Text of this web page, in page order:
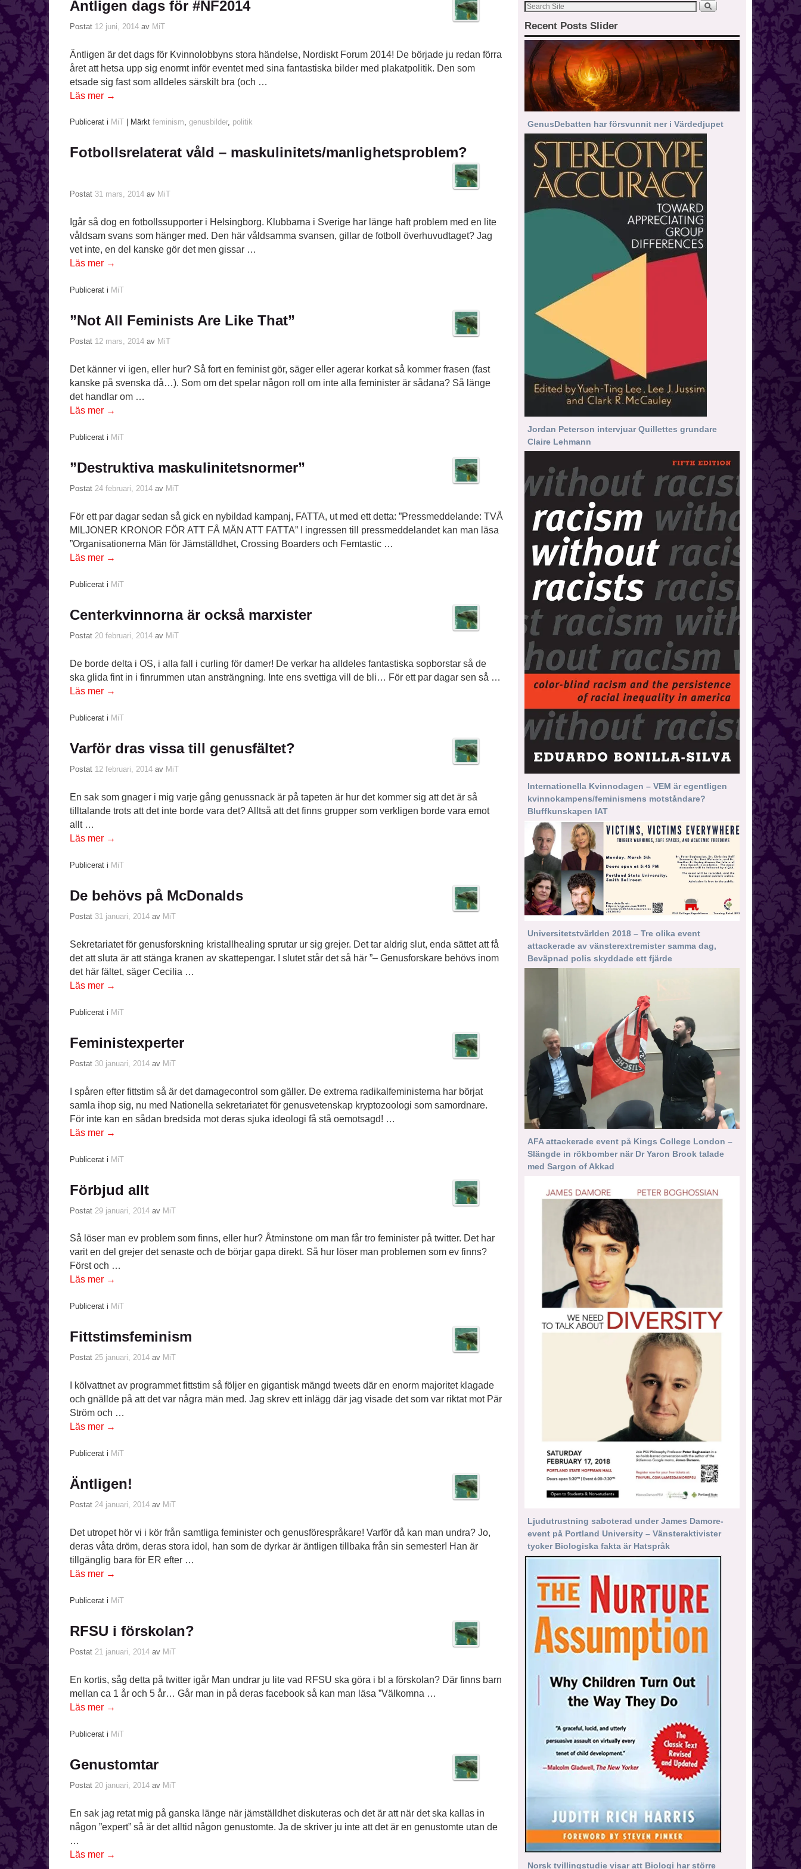
Äntligen dags för #NF2014
Postat 12 juni, 2014 av MiT
Äntligen är det dags för Kvinnolobbyns stora händelse, Nordiskt Forum 2014! De började ju redan förra
året att hetsa upp sig enormt inför eventet med sina fantastiska bilder med plakatpolitik. Den som
etsade sig fast som alldeles särskilt bra (och …
Läs mer →
Publicerat i MiT Märkt feminism, genusbilder, politik
Fotbollsrelaterat våld – maskulinitets/manlighetsproblem?
Postat 31 mars, 2014 av MiT
Igår så dog en fotbollssupporter i Helsingborg. Klubbarna i Sverige har länge haft problem med en lite
våldsam svans som hänger med. Den här våldsamma svansen, gillar de fotboll överhuvudtaget? Jag
vet inte, en del kanske gör det men gissar …
Läs mer →
Publicerat i MiT
”Not All Feminists Are Like That”
Postat 12 mars, 2014 av MiT
Det känner vi igen, eller hur? Så fort en feminist gör, säger eller agerar korkat så kommer frasen (fast
kanske på svenska då…). Som om det spelar någon roll om inte alla feminister är sådana? Så länge
det handlar om …
Läs mer →
Publicerat i MiT
”Destruktiva maskulinitetsnormer”
Postat 24 februari, 2014 av MiT
För ett par dagar sedan så gick en nybildad kampanj, FATTA, ut med ett detta: ”Pressmeddelande: TVÅ
MILJONER KRONOR FÖR ATT FÅ MÄN ATT FATTA” I ingressen till pressmeddelandet kan man läsa
”Organisationerna Män för Jämställdhet, Crossing Boarders och Femtastic …
Läs mer →
Publicerat i MiT
Centerkvinnorna är också marxister
Postat 20 februari, 2014 av MiT
De borde delta i OS, i alla fall i curling för damer! De verkar ha alldeles fantastiska sopborstar så de
ska glida fint in i finrummen utan ansträngning. Inte ens svettiga vill de bli… För ett par dagar sen så …
Läs mer →
Publicerat i MiT
Varför dras vissa till genusfältet?
Postat 12 februari, 2014 av MiT
En sak som gnager i mig varje gång genussnack är på tapeten är hur det kommer sig att det är så
tilltalande trots att det inte borde vara det? Alltså att det finns grupper som verkligen borde vara emot
allt …
Läs mer →
Publicerat i MiT
De behövs på McDonalds
Postat 31 januari, 2014 av MiT
Sekretariatet för genusforskning kristallhealing sprutar ur sig grejer. Det tar aldrig slut, enda sättet att få
det att sluta är att stänga kranen av skattepengar. I slutet står det så här ”– Genusforskare behövs inom
det här fältet, säger Cecilia …
Läs mer →
Publicerat i MiT
Feministexperter
Postat 30 januari, 2014 av MiT
I spåren efter fittstim så är det damagecontrol som gäller. De extrema radikalfeministerna har börjat
samla ihop sig, nu med Nationella sekretariatet för genusvetenskap kryptozoologi som samordnare.
För inte kan en sådan bredsida mot deras sjuka ideologi få stå oemotsagd! …
Läs mer →
Publicerat i MiT
Förbjud allt
Postat 29 januari, 2014 av MiT
Så löser man ev problem som finns, eller hur? Åtminstone om man får tro feminister på twitter. Det har
varit en del grejer det senaste och de börjar gapa direkt. Så hur löser man problemen som ev finns?
Först och …
Läs mer →
Publicerat i MiT
Fittstimsfeminism
Postat 25 januari, 2014 av MiT
I kölvattnet av programmet fittstim så följer en gigantisk mängd tweets där en enorm majoritet klagade
och gnällde på att det var några män med. Jag skrev ett inlägg där jag visade det som var riktat mot Pär
Ström och …
Läs mer →
Publicerat i MiT
Äntligen!
Postat 24 januari, 2014 av MiT
Det utropet hör vi i kör från samtliga feminister och genusförespråkare! Varför då kan man undra? Jo,
deras våta dröm, deras stora idol, han som de dyrkar är äntligen tillbaka från sin semester! Han är
tillgänglig bara för ER efter …
Läs mer →
Publicerat i MiT
RFSU i förskolan?
Postat 21 januari, 2014 av MiT
En kortis, såg detta på twitter igår Man undrar ju lite vad RFSU ska göra i bl a förskolan? Där finns barn
mellan ca 1 år och 5 år… Går man in på deras facebook så kan man läsa ”Välkomna …
Läs mer →
Publicerat i MiT
Genustomtar
Postat 20 januari, 2014 av MiT
En sak jag retat mig på ganska länge när jämställdhet diskuteras och det är att när det ska kallas in
någon ”expert” så är det alltid någon genustomte. Ja de skriver ju inte att det är en genustomte utan de
…
Läs mer →
Recent Posts Slider
GenusDebatten har försvunnit ner i Värdedjupet
Jordan Peterson intervjuar Quillettes grundare
Claire Lehmann
Internationella Kvinnodagen – VEM är egentligen
kvinnokampens/feminismens motståndare?
Bluffkunskapen IAT
Universitetstvärlden 2018 – Tre olika event
attackerade av vänsterextremister samma dag,
Beväpnad polis skyddade ett fjärde
AFA attackerade event på Kings College London –
Slängde in rökbomber när Dr Yaron Brook talade
med Sargon of Akkad
Ljudutrustning saboterad under James Damore-
event på Portland University – Vänsteraktivister
tycker Biologiska fakta är Hatspråk
Norsk tvillingstudie visar att Biologi har större